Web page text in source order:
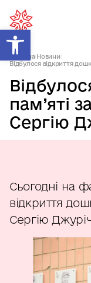
Відкрити Панель інструментів
Головна| Новини
Відбулося відкриття
пам’яті
Сергію
Сьогодні на
відкриття
Сергію